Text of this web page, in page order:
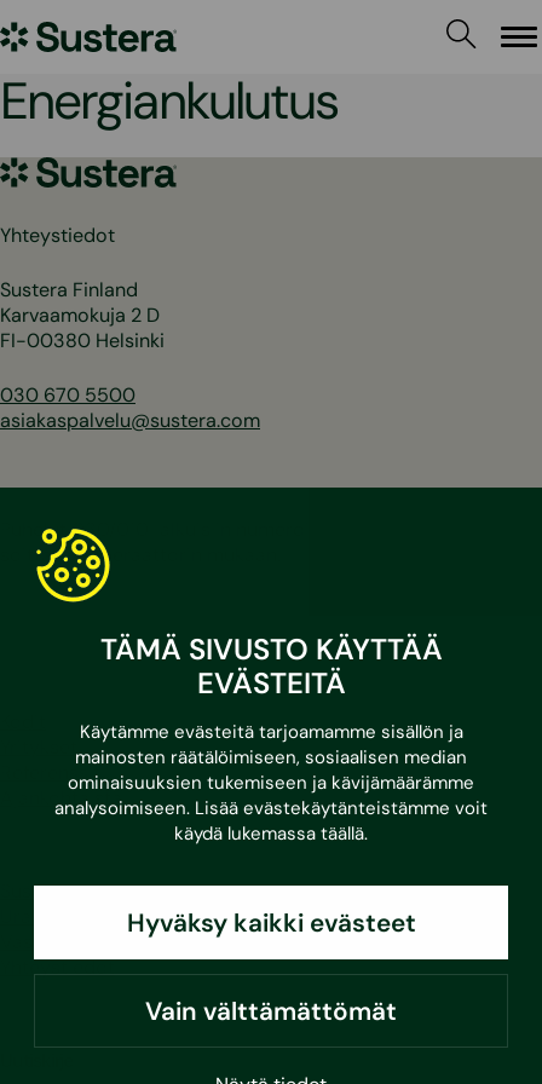
TÄMÄ SIVUSTO KÄYTTÄÄ
EVÄSTEITÄ
Käytämme evästeitä tarjoamamme sisällön ja
mainosten räätälöimiseen, sosiaalisen median
ominaisuuksien tukemiseen ja kävijämäärämme
analysoimiseen. Lisää evästekäytänteistämme voit
käydä lukemassa täällä.
Hyväksy kaikki evästeet
Vain välttämättömät
sisältöön
Sustera
Energiankulutus
Sustera
Yhteystiedot
Sustera Finland
Karvaamokuja 2 D
FI-00380 Helsinki
030 670 5500
asiakaspalvelu@sustera.com
Puhelut 030/010-alkuisiin numeroihin hinnoitellaan
soittavan operaattorin mukaan.
Referenssit
Ajankohtaista
Sustera
Yhteystiedot